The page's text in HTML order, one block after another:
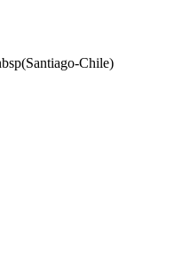
Chile)